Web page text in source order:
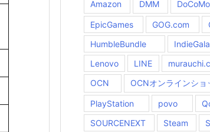
Amazon DMM DoCoMo
EpicGames GOG.com
HumbleBundle
IndieGala
Lenovo
LINE
OCN
OCNオンラインショ
PlayStation povo
SOURCENEXT
Steam